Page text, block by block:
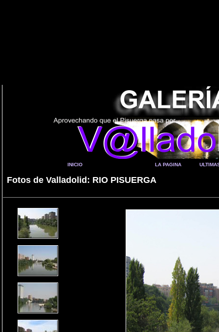
INICIO LA PAGINA
Fotos de Valladolid: RIO PISUERGA